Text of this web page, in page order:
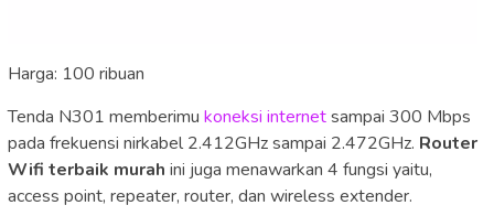
Harga: 100 ribuan
Tenda N301 memberimu koneksi internetsampai 300 Mbps
pada frekuensi nirkabel 2.412GHz sampai 2.472GHz. Router
Wifi terbaik murah ini juga menawarkan 4 fungsi yaitu,
access point, repeater, router, dan wireless extender.